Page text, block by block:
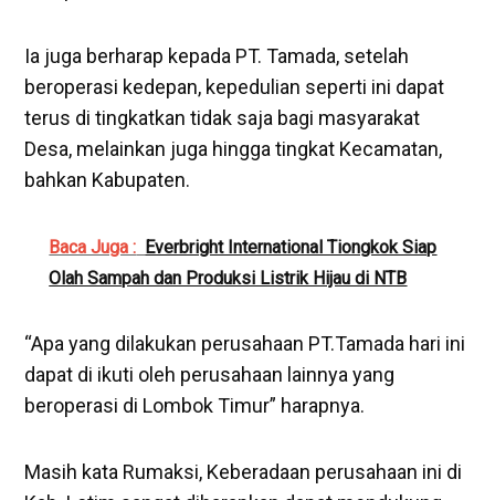
Ia juga berharap kepada PT. Tamada, setelah
beroperasi kedepan, kepedulian seperti ini dapat
terus di tingkatkan tidak saja bagi masyarakat
Desa, melainkan juga hingga tingkat Kecamatan,
bahkan Kabupaten.
Baca Juga : Everbright International Tiongkok Siap
Olah Sampah dan Produksi Listrik Hijau di NTB
“Apa yang dilakukan perusahaan PT.Tamada hari ini
dapat di ikuti oleh perusahaan lainnya yang
beroperasi di Lombok Timur” harapnya.
Masih kata Rumaksi, Keberadaan perusahaan ini di